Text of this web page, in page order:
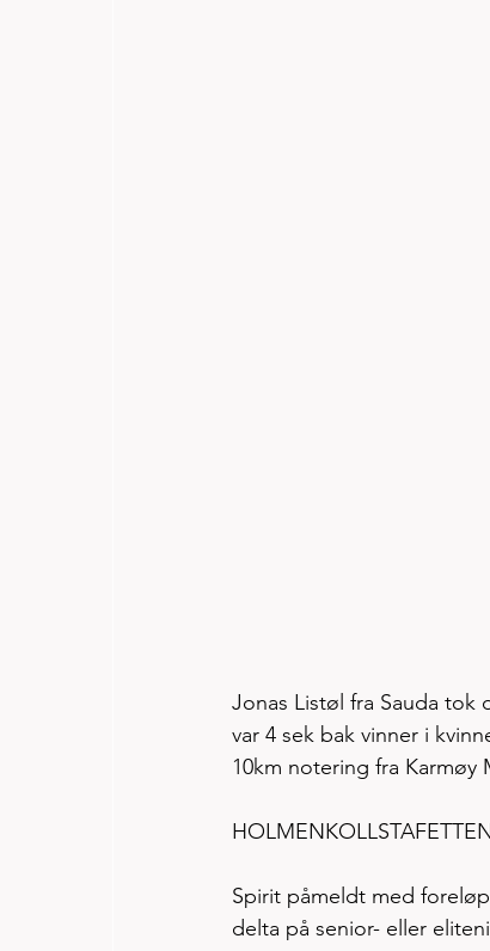
Jonas Listøl fra Sauda tok
var 4 sek bak vinner i
10km notering fra Karmøy
Spirit påmeldt med
delta på senior- eller